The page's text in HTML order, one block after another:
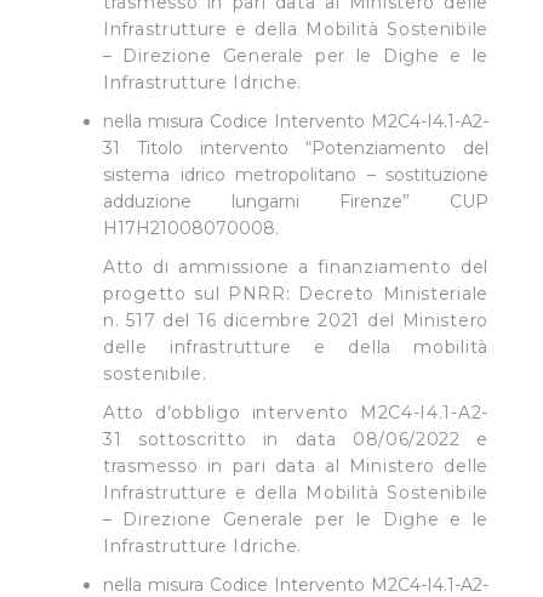
Infrastrutture e della Mobilità Sostenibile
– Direzione Generale per le Dighe e le
Infrastrutture Idriche.
nella misura Codice Intervento M2C4-I4.1-A2-
31 Titolo intervento “Potenziamento del
sistema idrico metropolitano – sostituzione
adduzione lungarni Firenze” CUP
H17H21008070008.
Atto di ammissione a finanziamento del
progetto sul PNRR: Decreto Ministeriale
n. 517 del 16 dicembre 2021 del Ministero
delle infrastrutture e della mobilità
sostenibile.
Atto d’obbligo intervento M2C4-I4.1-A2-
31 sottoscritto in data 08/06/2022 e
trasmesso in pari data al Ministero delle
Infrastrutture e della Mobilità Sostenibile
– Direzione Generale per le Dighe e le
Infrastrutture Idriche.
nella misura Codice Intervento M2C4-I4.1-A2-